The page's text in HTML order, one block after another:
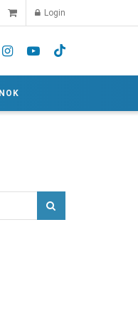
Login